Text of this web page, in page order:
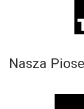
Nasza